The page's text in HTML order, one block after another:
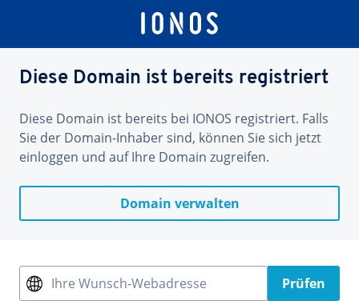
Diese Domain ist bereits registriert
Diese Domain ist bereits bei IONOS registriert. Falls
Sie der Domain-Inhaber sind, können Sie sich jetzt
einloggen und auf Ihre Domain zugreifen.
Domain verwalten
Ihre Wunsch-Webadresse Prüfen